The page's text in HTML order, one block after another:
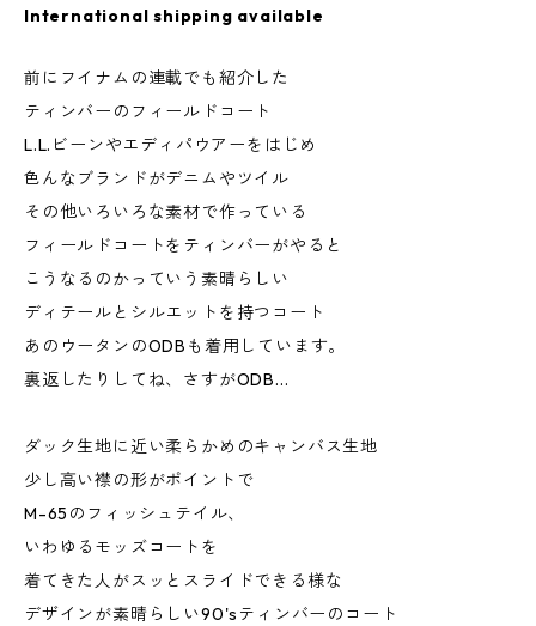
International shipping available
前にフイナムの連載でも紹介した
ティンバーのフィールドコート
L.L.ビーンやエディパウアーをはじめ
色んなブランドがデニムやツイル
その他いろいろな素材で作っている
フィールドコートをティンバーがやると
こうなるのかっていう素晴らしい
ディテールとシルエットを持つコート
あのウータンのODBも着用しています。
裏返したりしてね、さすがODB...
ダック生地に近い柔らかめのキャンバス生地
少し高い襟の形がポイントで
M-65のフィッシュテイル、
いわゆるモッズコートを
着てきた人がスッとスライドできる様な
デザインが素晴らしい90'sティンバーのコート